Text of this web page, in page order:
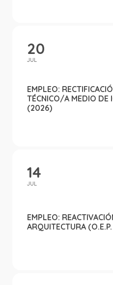
20
JUL
EMPLEO:
TÉCNICO/A MEDIO DE
(2026)
14
JUL
EMPLEO:
ARQUITECTURA